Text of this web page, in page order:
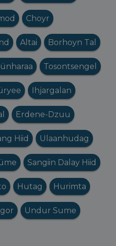
Choyr
Altai Borhoyn Tal
Tosontsengel
Ihjargalan
Erdene-Dzuu
Hiid Ulaanhudag
Sangiin Dalay Hiid
Hutag Hurimta
Undur Sume